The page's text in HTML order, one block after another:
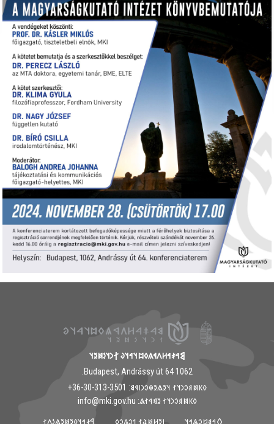
𐲘𐳀𐳎𐳀𐳢𐳤𐳁𐳍𐳓𐳪𐳦𐳀𐳦𐳜 𐲐𐳙𐳦𐳋𐳯𐳉𐳦
1062 Budapest, Andrássy út 64.
𐳓𐳞𐳯𐳠𐳛𐳙𐳦𐳐 𐳦𐳉𐳖𐳉𐳌𐳛𐳙𐳥𐳁𐳘: ‭+36-30-313-3501
𐳓𐳞𐳯𐳠𐳛𐳙𐳦𐳐 𐳉𐳘𐳀𐳐𐳖: info@mki.gov.hu
𐲓𐳀𐳠𐳆𐳛𐳖𐳀𐳦
𐳺𐳉𐳢𐳯𐳟𐳐 𐳒𐳛𐳍𐳛𐳓
𐲀𐳇𐳀𐳦𐳓𐳉𐳯𐳉𐳖𐳋𐳤𐳐